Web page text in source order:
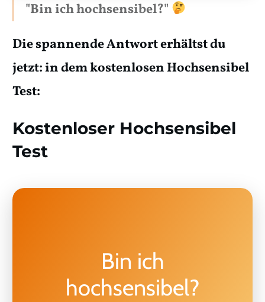
"Bin ich hochsensibel?"
Die spannende Antwort erhältst du
jetzt: in dem kostenlosen Hochsensibel
Test:
Kostenloser Hochsensibel
Test
Bin ich
hochsensibel?